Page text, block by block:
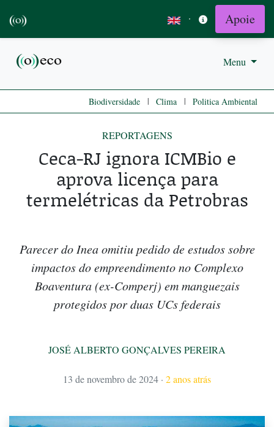
· Apoie
Menu
Biodiversidade | Clima | Politica Ambiental
REPORTAGENS
Ceca-RJ ignora ICMBio e
aprova licença para
termelétricas da Petrobras
Parecer do Inea omitiu pedido de estudos sobre
impactos do empreendimento no Complexo
Boaventura (ex-Comperj) em manguezais
protegidos por duas UCs federais
JOSÉ ALBERTO GONÇALVES PEREIRA
13 de novembro de 2024 · 2 anos atrás